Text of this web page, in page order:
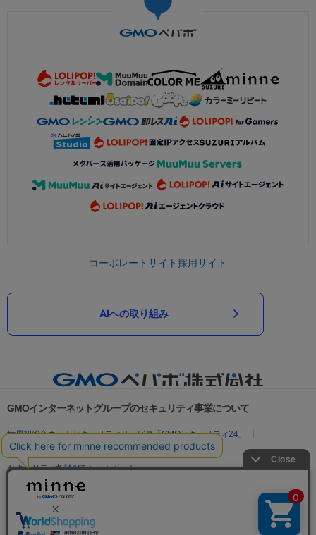
コーポレートサイト採用サイト
AIへの取り組み
GMOインターネットグループのセキュリティ事業について
世界初総合ネットセキュリティサービス「GMOセキュリティ24」
パスワード漏洩診断
Webサイトリスク診断
セキュリティ相談AIチャットボット
実在証明・盗聴対策
サイバー攻撃対策（GMO Flatt Security）